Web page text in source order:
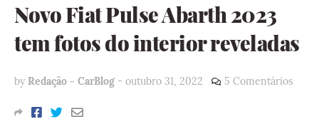
Novo Fiat Pulse Abarth 2023
tem fotos do interior reveladas
by Redação - CarBlog - outubro 31, 2022 5 Comentários